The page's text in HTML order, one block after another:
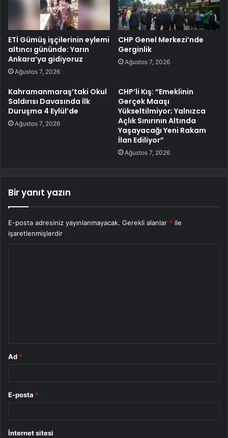
ETİ Gümüş işçilerinin eylemi
altıncı gününde: Yarın
Ankara’ya gidiyoruz
Ağustos 7, 2026
CHP Genel Merkezi’nde
Gerginlik
Ağustos 7, 2026
Kahramanmaraş’taki Okul
Saldırısı Davasında İlk
Duruşma 4 Eylül’de
Ağustos 7, 2026
CHP’li Kış: “Emeklinin
Gerçek Maaşı
Yükseltilmiyor; Yalnızca
Açlık Sınırının Altında
Yaşayacağı Yeni Rakam
İlan Ediliyor”
Ağustos 7, 2026
Bir yanıt yazın
E-posta adresiniz yayınlanmayacak. Gerekli alanlar * ile
işaretlenmişlerdir
Ad *
E-posta *
İnternet sitesi